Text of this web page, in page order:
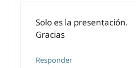
Solo es la presentación.
Gracias
Responder